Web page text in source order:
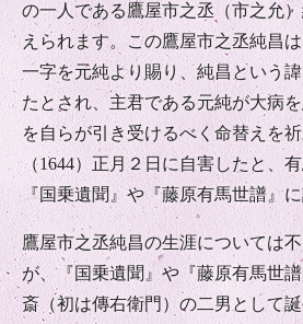
の一人である鷹屋市之丞（市之允
えられます。この鷹屋市之丞純昌
一字を元純より賜り、純昌という
たとされ、主君である元純が大病
を自らが引き受けるべく命替えを
（1644）正月２日に自害したと、
『国乗遺聞』や『藤原有馬世譜』
鷹屋市之丞純昌の生涯については
が、『国乗遺聞』や『藤原有馬世
斎（初は傳右衛門）の二男として